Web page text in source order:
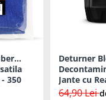
350
Deturner
Jante cu
Neutru - 5L
64,90 Lei